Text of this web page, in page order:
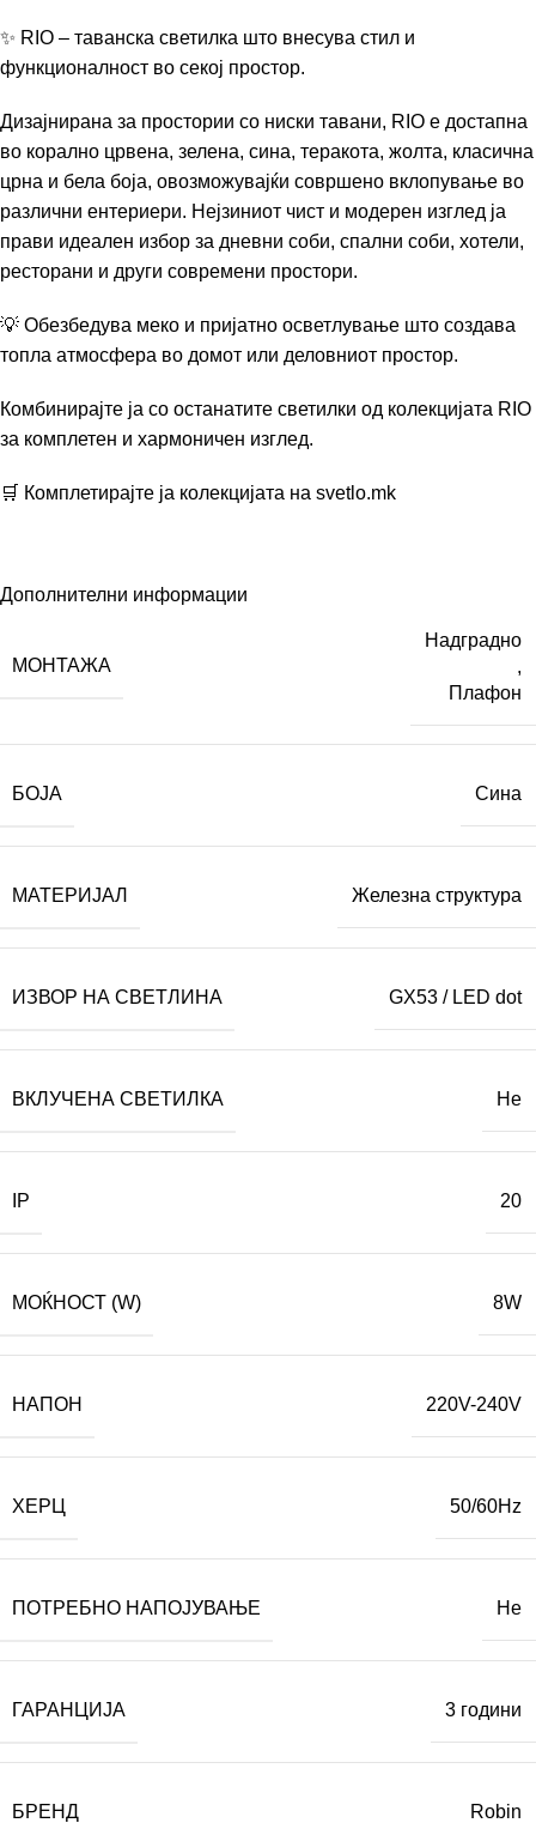
✨ RIO – таванска светилка што внесува стил и
функционалност во секој простор.
Дизајнирана за простории со ниски тавани, RIO е достапна
во корално црвена, зелена, сина, теракота, жолта, класична
црна и бела боја, овозможувајќи совршено вклопување во
различни ентериери. Нејзиниот чист и модерен изглед ја
прави идеален избор за дневни соби, спални соби, хотели,
ресторани и други современи простори.
💡 Обезбедува меко и пријатно осветлување што создава
топла атмосфера во домот или деловниот простор.
Комбинирајте ја со останатите светилки од колекцијата RIO
за комплетен и хармоничен изглед.
🛒 Комплетирајте ја колекцијата на svetlo.mk
Дополнителни информации
МОНТАЖА
Надградно
,
Плафон
БОЈА Сина
МАТЕРИЈАЛ Железна структура
ИЗВОР НА СВЕТЛИНА GX53 / LED dot
ВКЛУЧЕНА СВЕТИЛКА Не
IP 20
МОЌНОСТ (W) 8W
НАПОН 220V-240V
ХЕРЦ 50/60Hz
ПОТРЕБНО НАПОЈУВАЊЕ Не
ГАРАНЦИЈА 3 години
БРЕНД Robin